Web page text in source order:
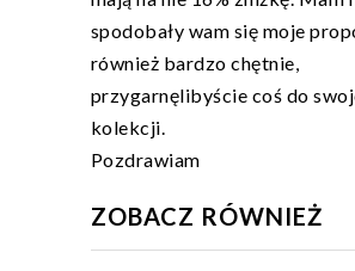
spodobały wam się moje
również bardzo chętnie,
przygarnęlibyście coś do
kolekcji.
Pozdrawiam
ZOBACZ RÓWNIEŻ